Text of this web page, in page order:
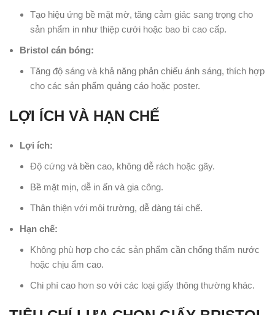
Tạo hiệu ứng bề mặt mờ, tăng cảm giác sang trọng cho
sản phẩm in như thiệp cưới hoặc bao bì cao cấp.
Bristol cán bóng:
Tăng độ sáng và khả năng phản chiếu ánh sáng, thích hợp
cho các sản phẩm quảng cáo hoặc poster.
LỢI ÍCH VÀ HẠN CHẾ
Lợi ích:
Độ cứng và bền cao, không dễ rách hoặc gãy.
Bề mặt mịn, dễ in ấn và gia công.
Thân thiện với môi trường, dễ dàng tái chế.
Hạn chế:
Không phù hợp cho các sản phẩm cần chống thấm nước
hoặc chịu ẩm cao.
Chi phí cao hơn so với các loại giấy thông thường khác.